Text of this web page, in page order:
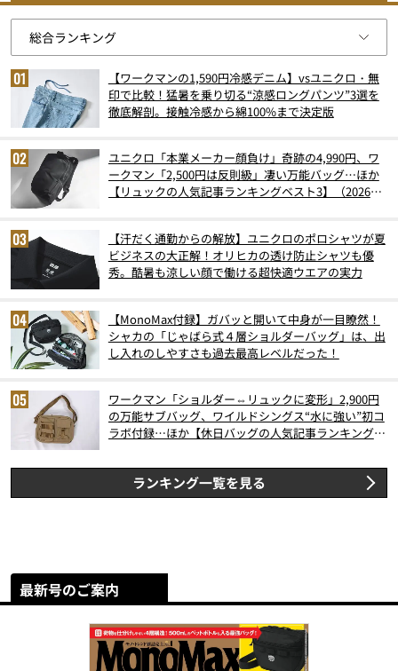
【ワークマンの1,590円冷感デニム】vsユニクロ・無
印で比較！猛暑を乗り切る“涼感ロングパンツ”3選を
徹底解剖。接触冷感から綿100%まで決定版
ユニクロ「本業メーカー顔負け」奇跡の4,990円、ワ
ークマン「2,500円は反則級」凄い万能バッグ…ほか
【リュックの人気記事ランキングベスト3】（2026年
【汗だく通勤からの解放】ユニクロのポロシャツが夏
ビジネスの大正解！オリヒカの透け防止シャツも優
秀。酷暑も涼しい顔で働ける超快適ウエアの実力
【MonoMax付録】ガバッと開いて中身が一目瞭然！
シャカの「じゃばら式４層ショルダーバッグ」は、出
し入れのしやすさも過去最高レベルだった！
ワークマン「ショルダー⇔リュックに変形」2,900円
の万能サブバッグ、ワイルドシングス“水に強い”初コ
ラボ付録…ほか【休日バッグの人気記事ランキングベ
ランキング一覧を見る
最新号のご案内